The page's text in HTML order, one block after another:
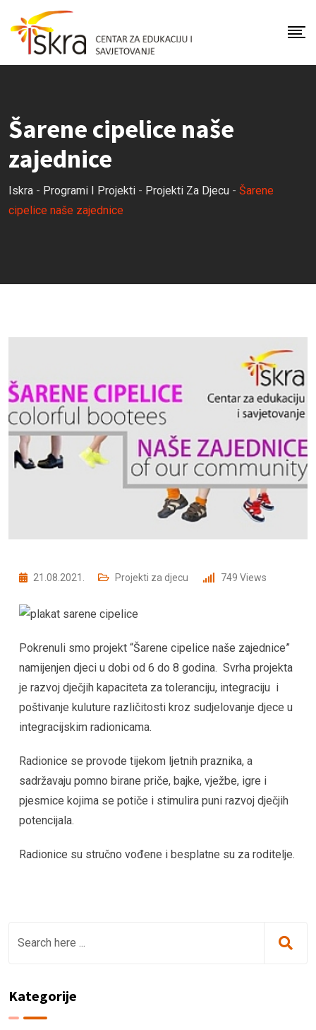
p
Šarene cipelice naše
zajednice
Iskra - Programi I Projekti - Projekti Za Djecu - Šarene
cipelice naše zajednice
21.08.2021. Projekti za djecu 749 Views
Pokrenuli smo projekt “Šarene cipelice naše zajednice”
namijenjen djeci u dobi od 6 do 8 godina. Svrha projekta
je razvoj dječjih kapaciteta za toleranciju, integraciju i
poštivanje kuluture različitosti kroz sudjelovanje djece u
integracijskim radionicama.
Radionice se provode tijekom ljetnih praznika, a
sadržavaju pomno birane priče, bajke, vježbe, igre i
pjesmice kojima se potiče i stimulira puni razvoj dječjih
potencijala.
Radionice su stručno vođene i besplatne su za roditelje.
Kategorije